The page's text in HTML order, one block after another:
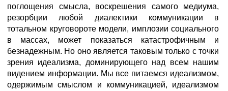
поглощения смысла, воскрешения самого медиума,
резорбции любой диалектики коммуникации в
тотальном круговороте модели, имплозии социального
в массах, может показаться катастрофичным и
безнадежным. Но оно является таковым только с точки
зрения идеализма, доминирующего над всем нашим
видением информации. Мы все питаемся идеализмом,
одержимым смыслом и коммуникацией, идеализмом